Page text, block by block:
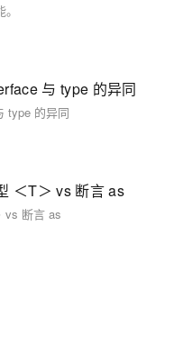
与 type 的异同
type 的异同
＜T＞ vs 断言 as
vs 断言 as